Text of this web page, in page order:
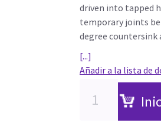
driven into tapped
temporary joints
degree countersink
[...]
Añadir a la lista de